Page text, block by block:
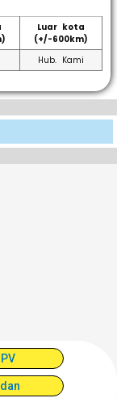
Luar kota
(+/-600km)
Hub. Kami